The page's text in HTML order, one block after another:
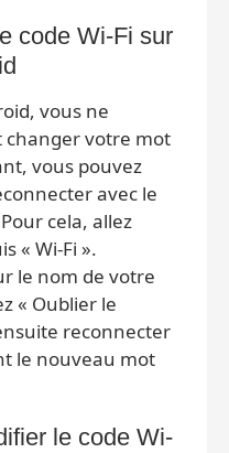
code Wi-Fi sur
vous ne
changer votre mot
vous pouvez
avec le
cela, allez
« Wi-Fi ».
le nom de votre
« Oublier le
reconnecter
le nouveau mot
le code Wi-